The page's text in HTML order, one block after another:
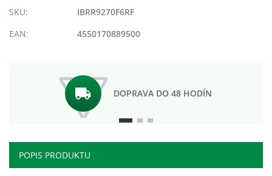
SKU:
IBRR9270F6RF
EAN:
4550170889500
DOPRAVA DO 48 HODÍN
POPIS PRODUKTU